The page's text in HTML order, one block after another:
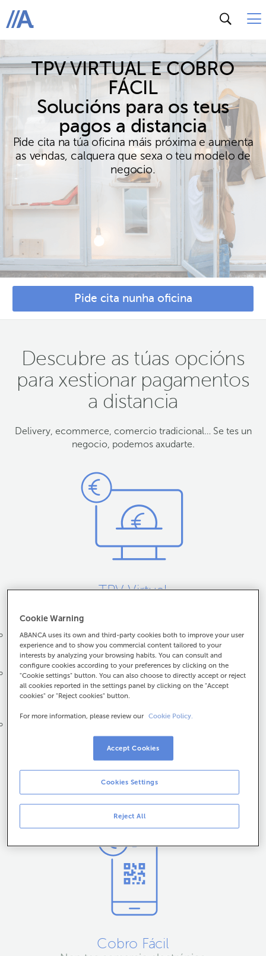
ABANCA
TPV VIRTUAL E COBRO
FÁCIL
Solucións para os teus
pagos a distancia
Pide cita na túa oficina máis próxima e aumenta
as vendas, calquera que sexa o teu modelo de
negocio.
Pide cita nunha oficina
Descubre as túas opcións
para xestionar pagamentos
a distancia
Delivery, ecommerce, comercio tradicional… Se tes un
negocio, podemos axudarte.
TPV Virtual
Unha pasarela de pagamentos para as túas vendas online
Para unha ampla gama de tarxetas: VISA, Mastercard,
Maestro, AMEX, JCB…
resto das principais plataformas de ecommerce
Máis información
Cobro Fácil
Cookie Warning
ABANCA uses its own and third-party cookies both to improve your user
experience and to show you commercial content tailored to your
interests by analyzing your browsing habits. You can consult and
configure cookies according to your preferences by clicking on the
"Cookie settings" button. You can also choose to directly accept or reject
all cookies reported in the settings panel by clicking on the "Accept
cookies" or "Reject cookies" button.
For more information, please review our Cookie Policy.
Reject All
Cookies Settings
Accept Cookies